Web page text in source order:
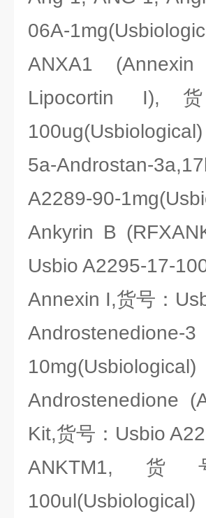
06A-
ANXA1
Lipocortin I),
100ug(Usbiological)
5a-Androstan-
A2289-90-
Ankyrin B
Usbio A2295-17-
Annexin I,货号：
Androstenedione-
10mg(Usbiological)
Androstenedione
Kit,货号：Usbio
ANKTM1,货
100ul(Usbiological)